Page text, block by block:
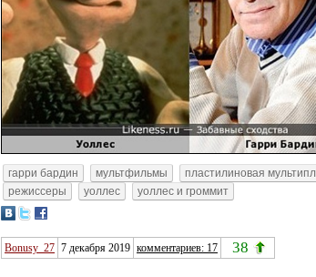
гарри бардин мультфильмы
пластилиновая
режиссеры
уоллес уоллес и громмит
Bonusy_27 7 декабря 2019 комментариев: 17 38